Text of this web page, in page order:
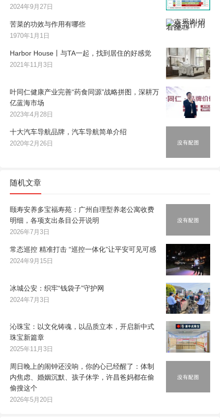
2024年9月27日
苦菜的功效与作用有哪些
1970年1月1日
Harbor House丨与TA一起，找到居住的好感觉
2021年11月3日
叶同仁健康产业完善“药食同源”战略拼图，深耕万
亿蓝海市场
2023年4月28日
十大汽车导航品牌，汽车导航简单介绍
2020年2月26日
随机文章
颐寿安养多宝福寿苑：广州自理型养老公寓收费
明细，各项支出条目公开说明
2026年7月3日
常态巡控 精准打击 “巡控一体化”让平安可见可感
2024年9月15日
冰城公安：织牢“钱袋子”守护网
2024年7月3日
沁珠宝：以文化铸魂，以品质立本，开启新中式
珠宝新篇章
2025年11月3日
周日晚上的闹钟还没响，你的心已经醒了：体制
内焦虑、婚姻沉默、孩子休学，许昌爸妈都在偷
偷搜这个
2026年5月20日